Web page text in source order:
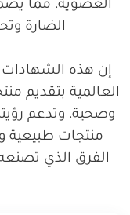
العضوية، مما
الضارة
إن هذه الشهادات
العالمية بتقديم
وصحية، وتدعم
منتجات طبيعية
الفرق الذي